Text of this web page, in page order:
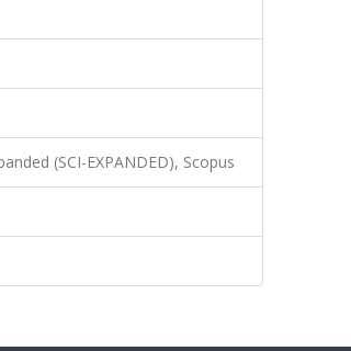
(SCI-EXPANDED), Scopus